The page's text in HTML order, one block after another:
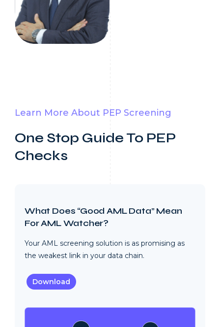
Learn More About PEP Screening
One Stop Guide To PEP
Checks
What Does “Good AML Data” Mean
For AML Watcher?
Your AML screening solution is as promising as
the weakest link in your data chain.
Download